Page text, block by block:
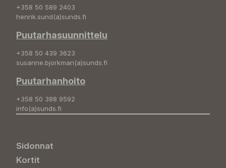
+358 50 589 2403
henrik.sund(a)sunds.fi
Puutarhasuunnittelu
+358 50 439 3623
susanne.bjorkman(a)sunds.fi
Puutarhanhoito
+358 50 388 9592
info(a)sunds.fi
Sidonnat
Kortit